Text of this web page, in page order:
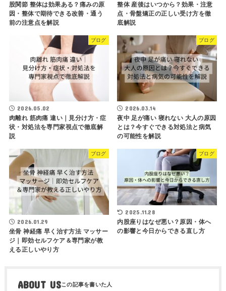
股関節 整体は効果ある？痛みの原
因・整体で期待できる改善・通う
前の注意点を解説
整体 産後はいつから？効果・注意
点・骨盤矯正の正しい受け方を徹
底解説
ブログ
2026.05.02
肉離れ 筋肉痛 違い｜見分け方・症
状・対処法を専門家視点で徹底解
説
ブログ
2026.03.14
夜中 足が痛い 寝れない 大人の原因
とは？今すぐできる対処法と病気
の可能性を解説
ブログ
2026.01.29
坐骨 神経痛 早く治す方法 マッサー
ジ｜即効セルフケア＆専門家が教
える正しいやり方
ブログ
2025.11.28
内股座りはなぜ悪い？原因・体へ
の影響と今日からできる直し方
ABOUT US